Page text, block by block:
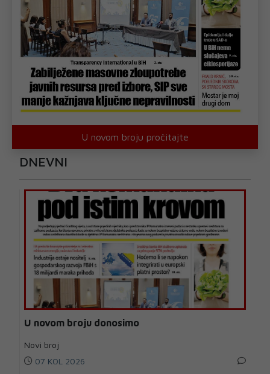
U novom broju pročitajte
DNEVNI
U novom broju donosimo
Novi broj
07 KOL 2026